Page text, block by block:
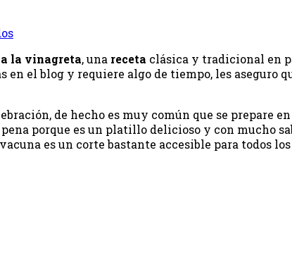
la vinagreta, una receta clásica y tradicional en
el blog y requiere algo de tiempo, les aseguro
de hecho es muy común que se prepare
porque es un platillo delicioso y con mucho
es un corte bastante accesible para todos